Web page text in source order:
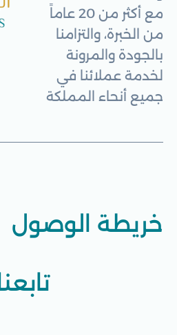
مع أكثر من 20 عاماً
من الخبرة، والتزامنا
بالجودة والمرونة
لخدمة عملائنا في
جميع أنحاء المملكة
تابعنا
خريطة الوصول